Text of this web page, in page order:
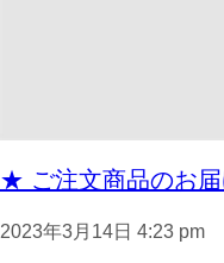
★ ご注文商品のお
2023年3月14日 4:23 pm